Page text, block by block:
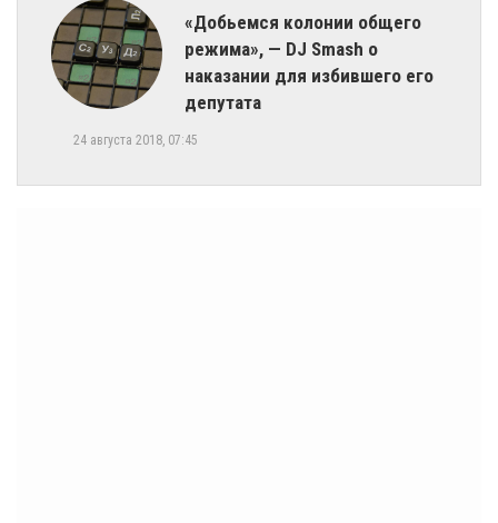
«Добьемся колонии общего
режима», — DJ Smash о
наказании для избившего его
депутата
24 августа 2018, 07:45